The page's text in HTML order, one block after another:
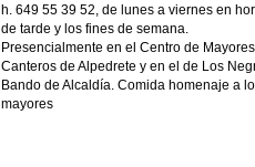
h. 649 55 39 52, de lunes a viernes en
de tarde y los fines de semana.
Presencialmente en el Centro de
Canteros de Alpedrete y en el de Los
Bando de Alcaldía. Comida homenaje a
mayores